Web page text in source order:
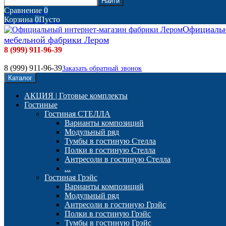
Сравнение 0
Корзина 0Пусто
мебельной фабрики Лером
8 (999) 911-96-39
8 (999) 911-96-39Заказать обратный звонок
Каталог
АКЦИЯ | Готовые комплекты
Гостиные
Гостиная СТЕЛЛА
Варианты композиций
Модульный ряд
Тумбы в гостиную Стелла
Полки в гостиную Стелла
Антресоли в гостиную Стелла
...
Гостиная Грэйс
Варианты композиций
Модульный ряд
Антресоли в гостиную Грэйс
Полки в гостиную Грэйс
Тумбы в гостиную Грэйс